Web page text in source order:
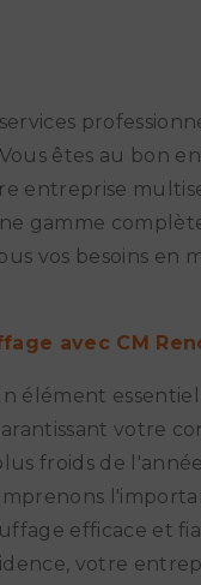
êtes au bon
entreprise
gamme
vos besoins en
avec CM
élément
votre
froids de
efficace et
votre